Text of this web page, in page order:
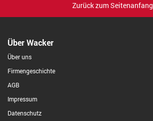
Zurück zum Seitenanfang
Über Wacker
Über uns
Firmengeschichte
AGB
Impressum
Datenschutz